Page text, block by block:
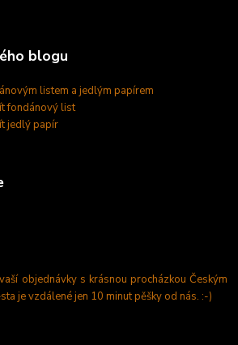
blogu
listem a jedlým papírem
fondánový list
jedlý papír
objednávky s krásnou procházkou Českým
je vzdálené jen 10 minut pěšky od nás. :-)